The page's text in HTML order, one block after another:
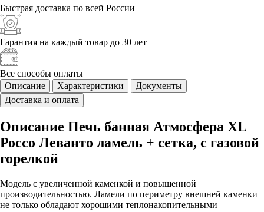
Быстрая доставка по всей России
Гарантия на каждый товар до 30 лет
Все способы оплаты
Описание
Характеристики
Документы
Доставка и оплата
Описание Печь банная Атмосфера XL
Россо Леванто ламель + сетка, с газовой
горелкой
Модель с увеличенной каменкой и повышенной
производительностью. Ламели по периметру внешней каменки
не только обладают хорошими теплонакопительными